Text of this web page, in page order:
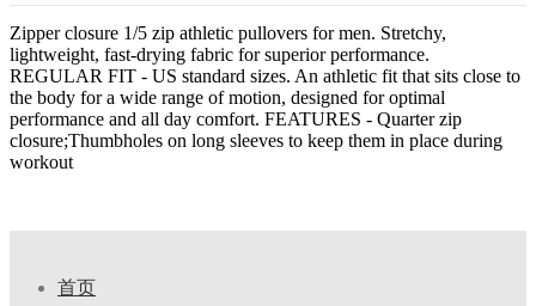
Zipper closure 1/5 zip athletic pullovers for men. Stretchy,
lightweight, fast-drying fabric for superior performance.
REGULAR FIT - US standard sizes. An athletic fit that sits close to
the body for a wide range of motion, designed for optimal
performance and all day comfort. FEATURES - Quarter zip
closure;Thumbholes on long sleeves to keep them in place during
workout
首页